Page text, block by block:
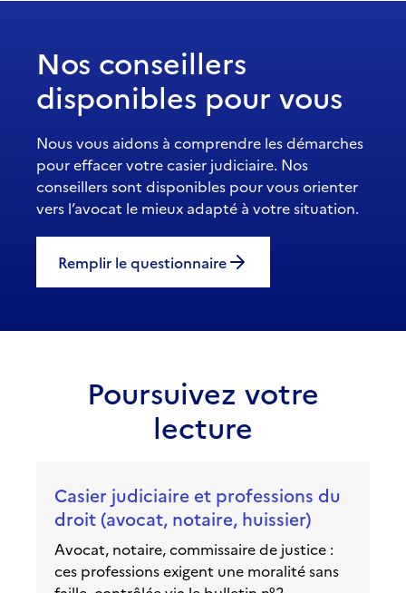
Nos conseillers
disponibles pour vous
Nous vous aidons à comprendre les démarches
pour effacer votre casier judiciaire. Nos
conseillers sont disponibles pour vous orienter
vers l’avocat le mieux adapté à votre situation.
Remplir le questionnaire
Poursuivez votre
lecture
Casier judiciaire et professions du
droit (avocat, notaire, huissier)
Avocat, notaire, commissaire de justice :
ces professions exigent une moralité sans